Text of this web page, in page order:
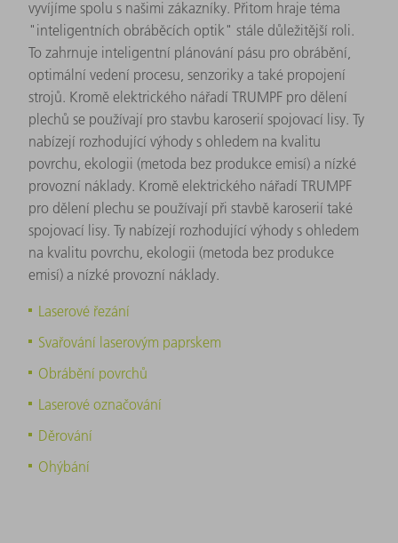
vyvíjíme spolu s našimi zákazníky. Přitom hraje téma
"inteligentních obráběcích optik" stále důležitější roli.
To zahrnuje inteligentní plánování pásu pro obrábění,
optimální vedení procesu, senzoriky a také propojení
strojů. Kromě elektrického nářadí TRUMPF pro dělení
plechů se používají pro stavbu karoserií spojovací lisy. Ty
nabízejí rozhodující výhody s ohledem na kvalitu
povrchu, ekologii (metoda bez produkce emisí) a nízké
provozní náklady. Kromě elektrického nářadí TRUMPF
pro dělení plechu se používají při stavbě karoserií také
spojovací lisy. Ty nabízejí rozhodující výhody s ohledem
na kvalitu povrchu, ekologii (metoda bez produkce
emisí) a nízké provozní náklady.
Laserové řezání
Svařování laserovým paprskem
Obrábění povrchů
Laserové označování
Děrování
Ohýbání